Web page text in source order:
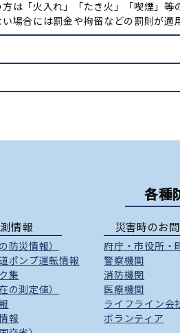
は「火入れ」「たき火」「喫煙」等
場合には罰金や拘留などの罰則が適
各種
情報
防災情報）
ポンプ運転情報
集
の測定値）
報
災害時のお
府庁 ・市役所 ・
警察機関
消防機関
医療機関
ライフライン会
ボランティア